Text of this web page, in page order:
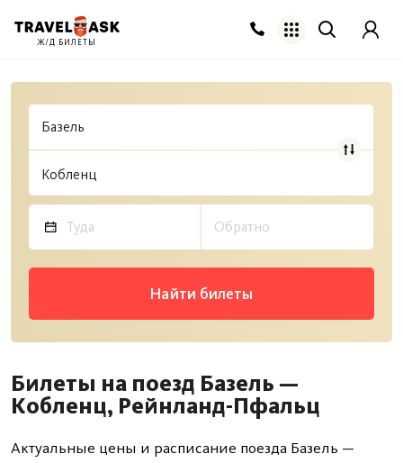
Найти билеты
Билеты на поезд Базель —
Кобленц, Рейнланд-Пфальц
Актуальные цены и расписание поезда Базель —
Ж/Д БИЛЕТЫ